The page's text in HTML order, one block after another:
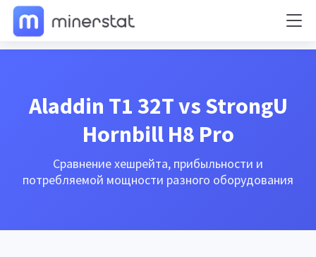
Aladdin T1 32T vs StrongU
Hornbill H8 Pro
Сравнение хешрейта, прибыльности и
потребляемой мощности разного оборудования